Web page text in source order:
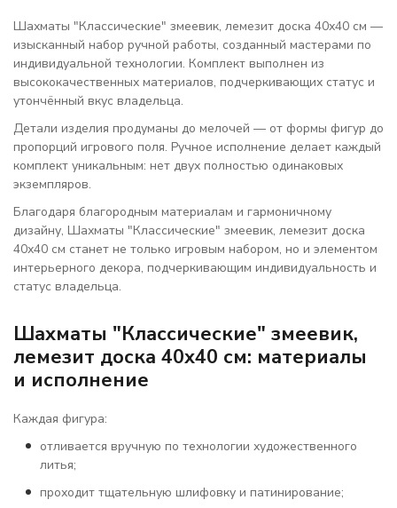
Шахматы "Классические" змеевик, лемезит доска 40х40 см —
изысканный набор ручной работы, созданный мастерами по
индивидуальной технологии. Комплект выполнен из
высококачественных материалов, подчеркивающих статус и
утончённый вкус владельца.
Детали изделия продуманы до мелочей — от формы фигур до
пропорций игрового поля. Ручное исполнение делает каждый
комплект уникальным: нет двух полностью одинаковых
экземпляров.
Благодаря благородным материалам и гармоничному
дизайну, Шахматы "Классические" змеевик, лемезит доска
40х40 см станет не только игровым набором, но и элементом
интерьерного декора, подчеркивающим индивидуальность и
статус владельца.
Шахматы "Классические" змеевик,
лемезит доска 40х40 см: материалы
и исполнение
Каждая фигура:
отливается вручную по технологии художественного
литья;
проходит тщательную шлифовку и патинирование;